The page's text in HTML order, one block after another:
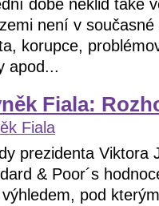
době neklid také
není v
korupce,
apod...
Fiala:
Fiala
prezidenta Viktora
& Poor´s
pod